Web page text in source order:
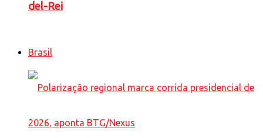
del-Rei
Brasil